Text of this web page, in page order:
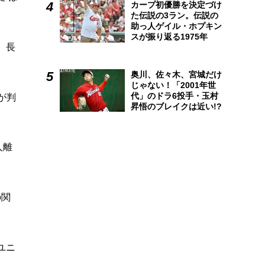
長
判
離
ニ
カープ初優勝を決定づけ
た伝説の3ラン。伝説の
助っ人ゲイル・ホプキン
スが振り返る1975年
奥川、佐々木、宮城だけ
じゃない！「2001年世
代」のドラ6投手・玉村
昇悟のブレイクは近い!?